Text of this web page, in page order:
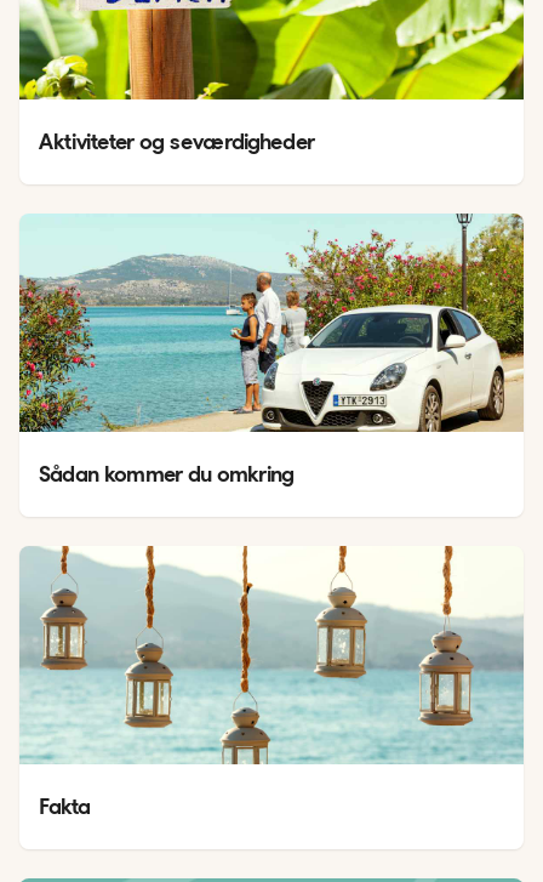
Aktiviteter og seværdigheder
Sådan kommer du omkring
Fakta